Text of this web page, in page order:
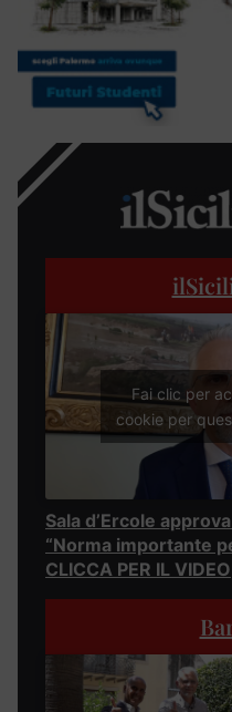
Fai clic per
cookie per
Sala d’Ercole
“Norma importante
CLICCA PER IL VIDEO